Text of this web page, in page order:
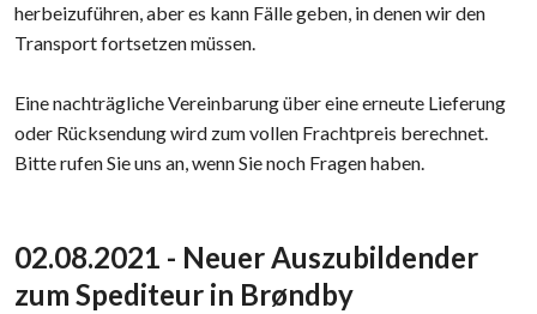
herbeizuführen, aber es kann Fälle geben, in denen wir den
Transport fortsetzen müssen.
Eine nachträgliche Vereinbarung über eine erneute Lieferung
oder Rücksendung wird zum vollen Frachtpreis berechnet.
Bitte rufen Sie uns an, wenn Sie noch Fragen haben.​
​02.08.2021 - Neuer Auszubildender
zum Spediteur in Brøndby